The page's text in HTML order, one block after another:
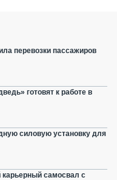
перевозки пассажиров
готовят к работе в
силовую установку для
карьерный самосвал с